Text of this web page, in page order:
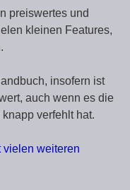
preiswertes und
kleinen Features,
insofern ist
auch wenn es die
verfehlt hat.
vielen weiteren